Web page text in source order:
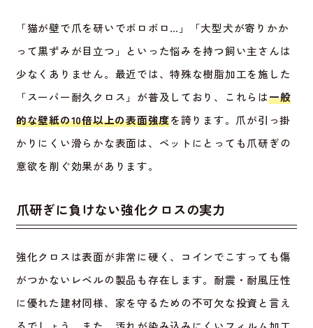
「猫が壁で爪を研いでボロボロ…」「大型犬が寄りかか
って黒ずみが目立つ」といった悩みを持つ飼い主さんは
少なくありません。最近では、特殊な樹脂加工を施した
「スーパー耐久クロス」が普及しており、これらは一般
的な壁紙の10倍以上の表面強度を誇ります。爪が引っ掛
かりにくい滑らかな表面は、ペットにとっても爪研ぎの
意欲を削ぐ効果があります。
爪研ぎに負けない強化クロスの実力
強化クロスは表面が非常に硬く、コインでこすっても傷
がつかないレベルの製品も存在します。耐震・耐風圧性
に優れた建材同様、家を守るための不可欠な投資と言え